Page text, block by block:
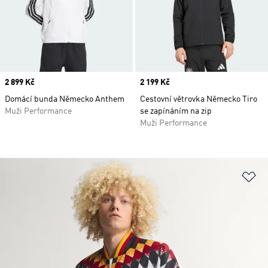
Price
2 899 Kč
Domácí bunda Německo Anthem
Muži Performance
Price
2 199 Kč
Cestovní větrovka Německo Tiro
se zapínáním na zip
Muži Performance